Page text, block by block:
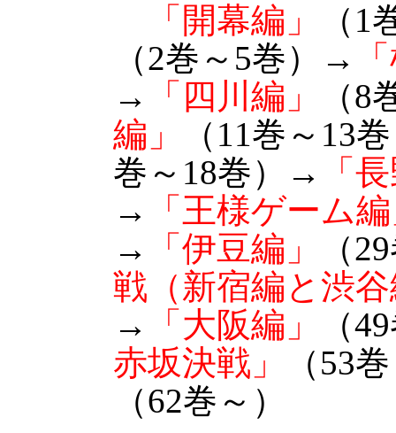
「開幕編」
（
（2巻～5巻）→
→
「四川編」
（
編」
（11巻～13
巻～18巻）→
「
→
「王様ゲーム
→
「伊豆編」
（
戦（新宿編と渋
→
「大阪編」
（
赤坂決戦」
（53
（62巻～）